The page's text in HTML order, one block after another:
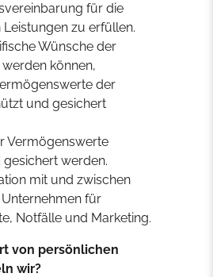
für die
zu erfüllen.
Wünsche der
können,
der
und gesichert
Vermögenswerte
werden.
mit und zwischen
für
Notfälle und Marketing.
von persönlichen
wir?